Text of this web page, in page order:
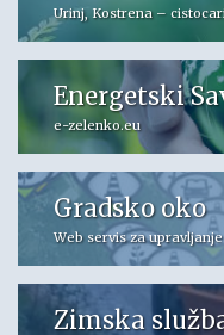
Urinj, Kostrena –
Energetski
e-zelenko.eu
Gradsko oko
Web servis za
Zimska